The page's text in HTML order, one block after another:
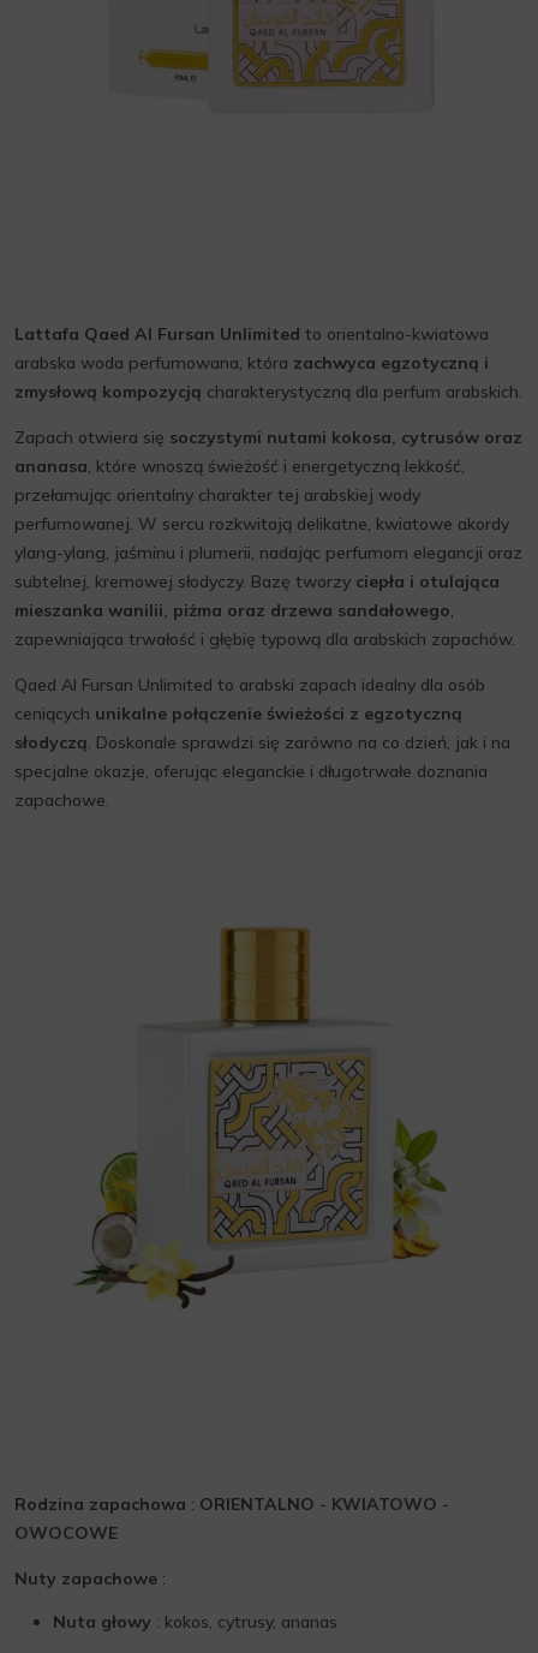
Lattafa Qaed Al Fursan Unlimited to orientalno-kwiatowa
arabska woda perfumowana, która zachwyca egzotyczną i
zmysłową kompozycją charakterystyczną dla perfum arabskich.
Zapach otwiera się soczystymi nutami kokosa, cytrusów oraz
ananasa, które wnoszą świeżość i energetyczną lekkość,
przełamując orientalny charakter tej arabskiej wody
perfumowanej. W sercu rozkwitają delikatne, kwiatowe akordy
ylang-ylang, jaśminu i plumerii, nadając perfumom elegancji oraz
subtelnej, kremowej słodyczy. Bazę tworzy ciepła i otulająca
mieszanka wanilii, piżma oraz drzewa sandałowego,
zapewniająca trwałość i głębię typową dla arabskich zapachów.
Qaed Al Fursan Unlimited to arabski zapach idealny dla osób
ceniących unikalne połączenie świeżości z egzotyczną
słodyczą. Doskonale sprawdzi się zarówno na co dzień, jak i na
specjalne okazje, oferując eleganckie i długotrwałe doznania
zapachowe.
Rodzina zapachowa : ORIENTALNO - KWIATOWO -
OWOCOWE
Nuty zapachowe :
Nuta głowy : kokos, cytrusy, ananas